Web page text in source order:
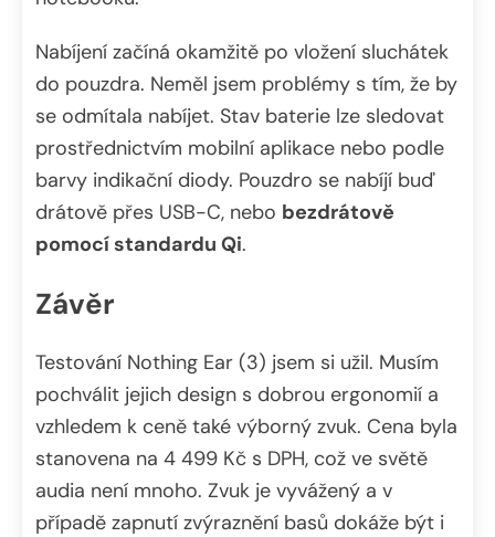
Nabíjení začíná okamžitě po vložení sluchátek
do pouzdra. Neměl jsem problémy s tím, že by
se odmítala nabíjet. Stav baterie lze sledovat
prostřednictvím mobilní aplikace nebo podle
barvy indikační diody. Pouzdro se nabíjí buď
drátově přes USB-C, nebo bezdrátově
pomocí standardu Qi.
Závěr
Testování Nothing Ear (3) jsem si užil. Musím
pochválit jejich design s dobrou ergonomií a
vzhledem k ceně také výborný zvuk. Cena byla
stanovena na 4 499 Kč s DPH, což ve světě
audia není mnoho. Zvuk je vyvážený a v
případě zapnutí zvýraznění basů dokáže být i